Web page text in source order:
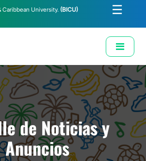
Caribbean University. (BICU) ☰
de Correo Institucional
de Noticias y
Anuncios